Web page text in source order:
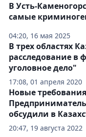
04:20, 16 мая 2025
В Усть-
самые
17:08, 01 апреля 2020
В трех областях
расследование в
уголовное дело"
20:47, 19 августа 2022
Новые
обсудили в